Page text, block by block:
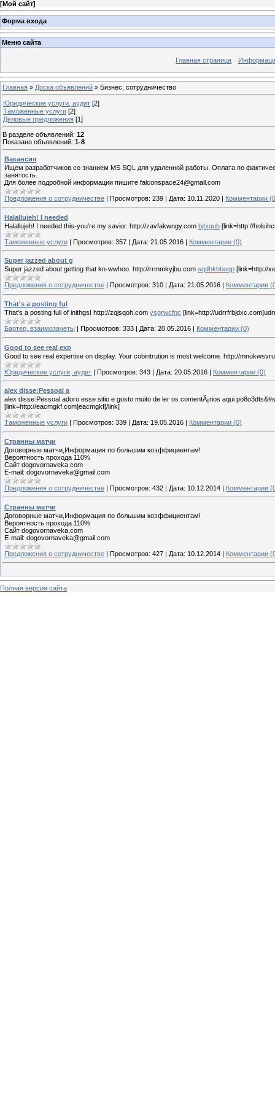
[Мой сайт]
Форма входа
Меню сайта
Главная страница
Главная » Доска объявлений » Бизнес, сотрудничество
Юридические услуги, аудит [2]
Таможенные услуги [2]
Деловые предложения [1]
В разделе объявлений: 12
Показано объявлений: 1-8
Вакансия
Ищем разработчиков со знанием MS SQL для удаленной работы. Оплата по
занятость.
Для более подробной информации пишите falconspace24@gmail.com
Предложения о сотрудничестве | Просмотров: 239 | Дата: 10.11.2020 | Комментарии
Halallujeh! I needed
Halallujeh! I needed this-you're my savior. http://zavfakwngy.com bjtxgub [link=http://
Таможенные услуги | Просмотров: 357 | Дата: 21.05.2016 | Комментарии (0)
Super jazzed about g
Super jazzed about getting that kn-wwhoo. http://rrmmkyjbu.com sqdhkbboqp [link=http://
Предложения о сотрудничестве Просмотров: 310 Дата: 21.05.2016 Комментарии
That's a posting ful
That's a posting full of inithgs! http://zqjsqoh.com ysgrwcfnc [link=http://
Бартер, взаимозачеты | Просмотров: 333 | Дата: 20.05.2016 | Комментарии (0)
Good to see real exp
Good to see real expertise on display. Your cobintrution is most welcome. http://
Юридические услуги, аудит | Просмотров: 343 | Дата: 20.05.2016 | Комментарии (0)
alex disse:Pessoal a
alex disse:Pessoal adoro esse sitio e gosto muito de ler os comentÃ¡rios aqui
[link=http://eacmgkf.com]eacmgkf[/link]
Таможенные услуги Просмотров: 339 Дата: 19.05.2016 Комментарии (0)
Странны матчи
Договорные матчи,Информация по большим коэффициентам!
Вероятность прохода 110%
Сайт dogovornaveka.com
E-mail: dogovornaveka@gmail.com
Предложения о сотрудничестве | Просмотров: 432 | Дата: 10.12.2014 | Комментарии
Странны матчи
Договорные матчи,Информация по большим коэффициентам!
Вероятность прохода 110%
Сайт dogovornaveka.com
E-mail: dogovornaveka@gmail.com
Предложения о сотрудничестве | Просмотров: 427 | Дата: 10.12.2014 | Комментарии
Полная версия сайта